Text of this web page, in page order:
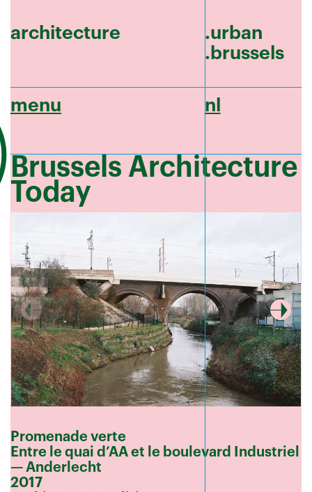
architecture
.urban
.brussels
menu nl
Brussels Architecture
Today
Promenade verte
Entre le quai d’AA et le boulevard Industriel
— Anderlecht
2017